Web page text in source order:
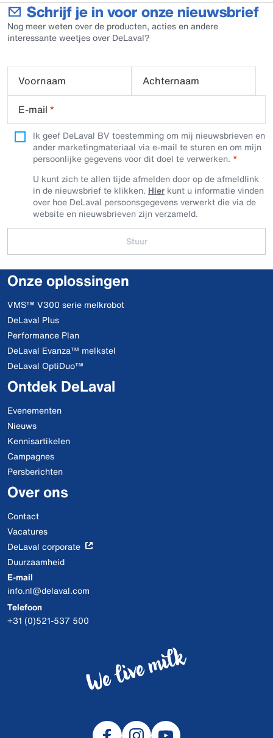
Schrijf je in voor onze nieuwsbrief
Nog meer weten over de producten, acties en andere
interessante weetjes over DeLaval?
Voornaam
Achternaam
E-mail *
Ik geef DeLaval BV toestemming om mij nieuwsbrieven en
ander marketingmateriaal via e-mail te sturen en om mijn
persoonlijke gegevens voor dit doel te verwerken.
U kunt zich te allen tijde afmelden door op de afmeldlink
in de nieuwsbrief te klikken. Hier kunt u informatie vinden
over hoe DeLaval persoonsgegevens verwerkt die via de
website en nieuwsbrieven zijn verzameld.
Stuur
Onze oplossingen
VMS™ V300 serie melkrobot
DeLaval Plus
Performance Plan
DeLaval Evanza™ melkstel
DeLaval OptiDuo™
Ontdek DeLaval
Evenementen
Nieuws
Kennisartikelen
Campagnes
Persberichten
Over ons
Contact
Vacatures
DeLaval corporate
Duurzaamheid
E-mail
info.nl@delaval.com
Telefoon
+31 (0)521-537 500